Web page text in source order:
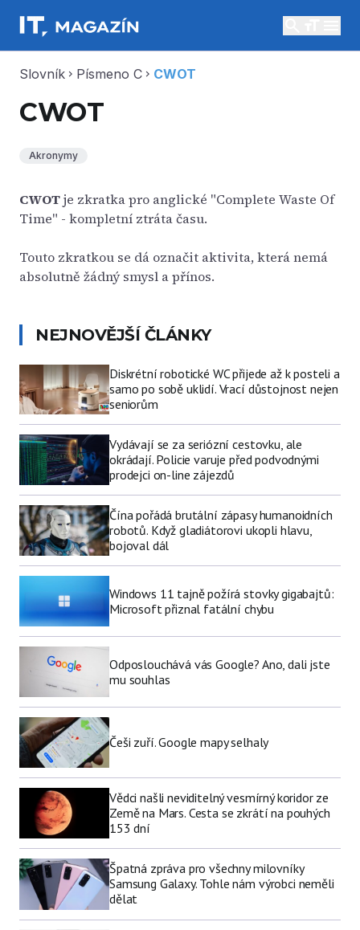
Slovník chevron_right Písmeno C chevron_right CWOT
CWOT
Akronymy
CWOTje zkratka pro anglické "Complete Waste Of
Time" - kompletní ztráta času.
Touto zkratkou se dá označit aktivita, která nemá
absolutně žádný smysl a přínos.
NEJNOVĚJŠÍ ČLÁNKY
Diskrétní robotické WC přijede až k posteli a
samo po sobě uklidí. Vrací důstojnost nejen
seniorům
Vydávají se za seriózní cestovku, ale
okrádají. Policie varuje před podvodnými
prodejci on-line zájezdů
Čína pořádá brutální zápasy humanoidních
robotů. Když gladiátorovi ukopli hlavu,
bojoval dál
Windows 11 tajně požírá stovky gigabajtů:
Microsoft přiznal fatální chybu
Odposlouchává vás Google? Ano, dali jste
mu souhlas
Češi zuří. Google mapy selhaly
Vědci našli neviditelný vesmírný koridor ze
Země na Mars. Cesta se zkrátí na pouhých
153 dní
Špatná zpráva pro všechny milovníky
Samsung Galaxy. Tohle nám výrobci neměli
dělat